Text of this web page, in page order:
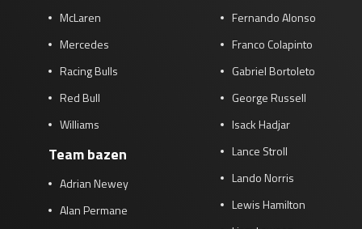
McLaren
Mercedes
Racing Bulls
Red Bull
Williams
Team bazen
Adrian Newey
Alan Permane
Fernando Alonso
Franco Colapinto
Gabriel Bortoleto
George Russell
Isack Hadjar
Lance Stroll
Lando Norris
Lewis Hamilton